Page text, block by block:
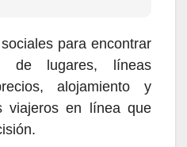
para encontrar
de lugares, líneas
alojamiento y
viajeros en línea que